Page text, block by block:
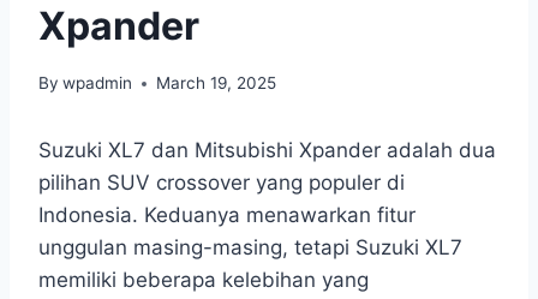
Xpander
By wpadmin March 19, 2025
Suzuki XL7 dan Mitsubishi Xpander adalah dua
pilihan SUV crossover yang populer di
Indonesia. Keduanya menawarkan fitur
unggulan masing-masing, tetapi Suzuki XL7
memiliki beberapa kelebihan yang